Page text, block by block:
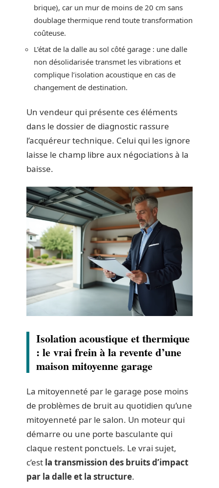
brique), car un mur de moins de 20 cm sans
doublage thermique rend toute transformation
coûteuse.
L’état de la dalle au sol côté garage : une dalle
non désolidarisée transmet les vibrations et
complique l’isolation acoustique en cas de
changement de destination.
Un vendeur qui présente ces éléments
dans le dossier de diagnostic rassure
l’acquéreur technique. Celui qui les ignore
laisse le champ libre aux négociations à la
baisse.
Isolation acoustique et thermique
: le vrai frein à la revente d’une
maison mitoyenne garage
La mitoyenneté par le garage pose moins
de problèmes de bruit au quotidien qu’une
mitoyenneté par le salon. Un moteur qui
démarre ou une porte basculante qui
claque restent ponctuels. Le vrai sujet,
c’est la transmission des bruits d’impact
par la dalle et la structure.